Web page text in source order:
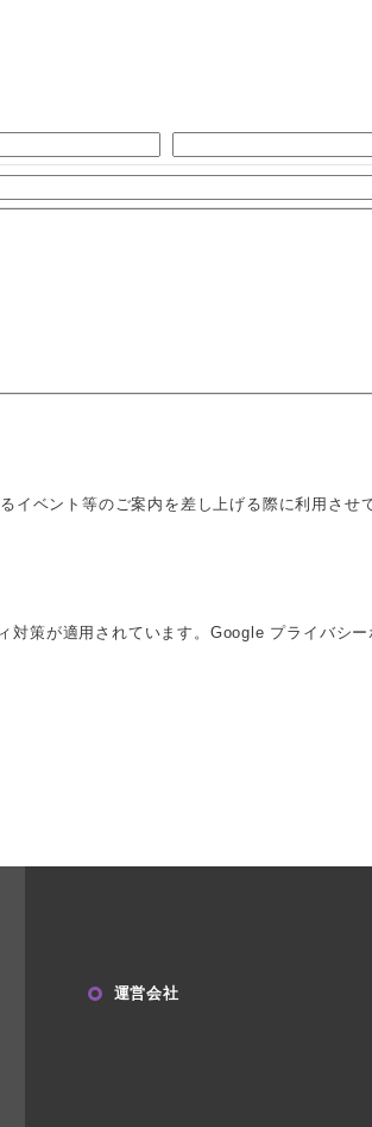
ベント等のご案内を差し上げる際に利用さ
策が適用されています。 Google プライバシ
運営会社